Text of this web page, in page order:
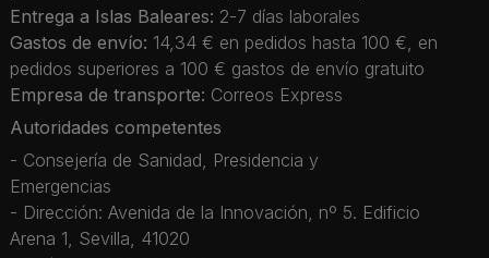
Entrega a Islas Baleares: 2-7 días laborales
Gastos de envío: 14,34 € en pedidos hasta 100 €, en
pedidos superiores a 100 € gastos de envío gratuito
Empresa de transporte: Correos Express
Autoridades competentes
- Consejería de Sanidad, Presidencia y
Emergencias
- Dirección: Avenida de la Innovación, nº 5. Edificio
Arena 1, Sevilla, 41020